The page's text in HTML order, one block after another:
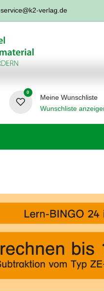
service@k2-verlag.de
0
Meine Wunschliste
Wunschliste